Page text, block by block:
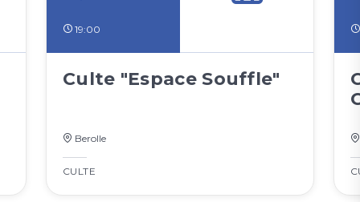
19:00
Culte "Espace Souffle"
Berolle
CULTE